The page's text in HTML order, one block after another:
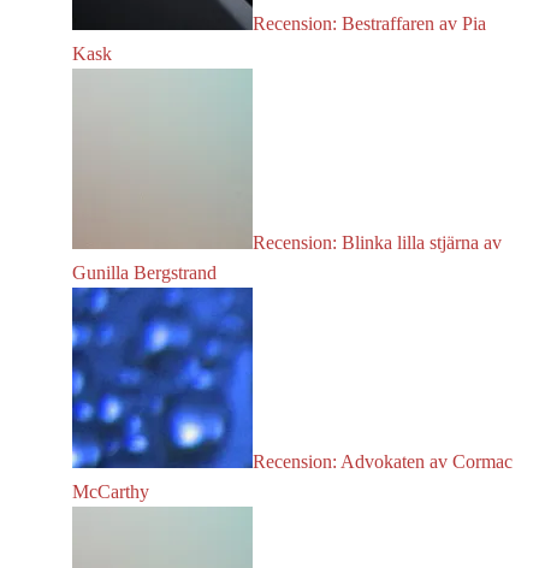
Recension: Bestraffaren av Pia
Kask
Recension: Blinka lilla stjärna av
Gunilla Bergstrand
Recension: Advokaten av Cormac
McCarthy